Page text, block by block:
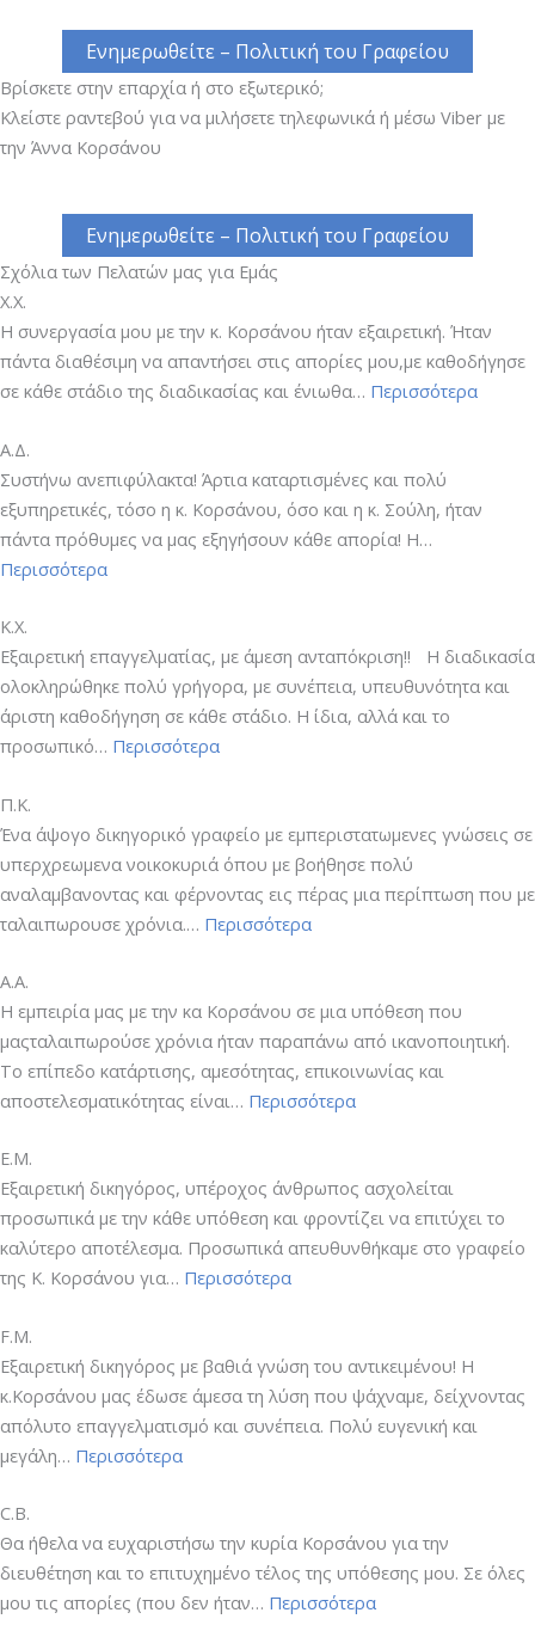
Ενημερωθείτε – Πολιτική του Γραφείου
Βρίσκετε στην επαρχία ή στο εξωτερικό;
Κλείστε ραντεβού για να μιλήσετε τηλεφωνικά ή μέσω Viber με
την Άννα Κορσάνου
Ενημερωθείτε – Πολιτική του Γραφείου
Σχόλια των Πελατών μας για Εμάς
Χ.Χ.
Η συνεργασία μου με την κ. Κορσάνου ήταν εξαιρετική. Ήταν
πάντα διαθέσιμη να απαντήσει στις απορίες μου,με καθοδήγησε
σε κάθε στάδιο της διαδικασίας και ένιωθα… Περισσότερα“Χ.Χ.”
Α.Δ.
Συστήνω ανεπιφύλακτα! Άρτια καταρτισμένες και πολύ
εξυπηρετικές, τόσο η κ. Κορσάνου, όσο και η κ. Σούλη, ήταν
πάντα πρόθυμες να μας εξηγήσουν κάθε απορία! Η…
Περισσότερα“Α.Δ.”
Κ.Χ.
Εξαιρετική επαγγελματίας, με άμεση ανταπόκριση!! Η διαδικασία
ολοκληρώθηκε πολύ γρήγορα, με συνέπεια, υπευθυνότητα και
άριστη καθοδήγηση σε κάθε στάδιο. Η ίδια, αλλά και το
προσωπικό… Περισσότερα“Κ.Χ.”
Π.Κ.
Ένα άψογο δικηγορικό γραφείο με εμπεριστατωμενες γνώσεις σε
υπερχρεωμενα νοικοκυριά όπου με βοήθησε πολύ
αναλαμβανοντας και φέρνοντας εις πέρας μια περίπτωση που με
ταλαιπωρουσε χρόνια.… Περισσότερα“Π.Κ.”
Α.Α.
Η εμπειρία μας με την κα Κορσάνου σε μια υπόθεση που
μαςταλαιπωρούσε χρόνια ήταν παραπάνω από ικανοποιητική.
Το επίπεδο κατάρτισης, αμεσότητας, επικοινωνίας και
αποστελεσματικότητας είναι… Περισσότερα“Α.Α.”
Ε.Μ.
Εξαιρετική δικηγόρος, υπέροχος άνθρωπος ασχολείται
προσωπικά με την κάθε υπόθεση και φροντίζει να επιτύχει το
καλύτερο αποτέλεσμα. Προσωπικά απευθυνθήκαμε στο γραφείο
της Κ. Κορσάνου για… Περισσότερα“Ε.Μ.”
F.M.
Εξαιρετική δικηγόρος με βαθιά γνώση του αντικειμένου! Η
κ.Κορσάνου μας έδωσε άμεσα τη λύση που ψάχναμε, δείχνοντας
απόλυτο επαγγελματισμό και συνέπεια. Πολύ ευγενική και
μεγάλη… Περισσότερα“F.M.”
C.B.
Θα ήθελα να ευχαριστήσω την κυρία Κορσάνου για την
διευθέτηση και το επιτυχημένο τέλος της υπόθεσης μου. Σε όλες
μου τις απορίες (που δεν ήταν… Περισσότερα“C.B.”